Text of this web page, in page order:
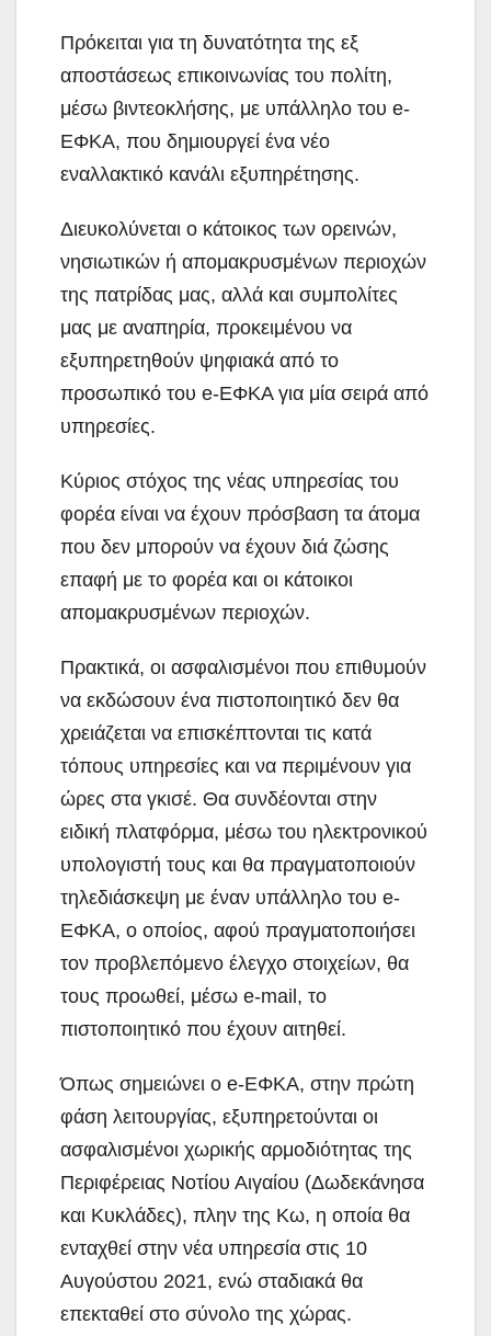
Πρόκειται για τη δυνατότητα της εξ
αποστάσεως επικοινωνίας του πολίτη,
μέσω βιντεοκλήσης, με υπάλληλο του e-
ΕΦΚΑ, που δημιουργεί ένα νέο
εναλλακτικό κανάλι εξυπηρέτησης.
Διευκολύνεται ο κάτοικος των ορεινών,
νησιωτικών ή απομακρυσμένων περιοχών
της πατρίδας μας, αλλά και συμπολίτες
μας με αναπηρία, προκειμένου να
εξυπηρετηθούν ψηφιακά από το
προσωπικό του e-ΕΦΚΑ για μία σειρά από
υπηρεσίες.
Κύριος στόχος της νέας υπηρεσίας του
φορέα είναι να έχουν πρόσβαση τα άτομα
που δεν μπορούν να έχουν διά ζώσης
επαφή με το φορέα και οι κάτοικοι
απομακρυσμένων περιοχών.
Πρακτικά, οι ασφαλισμένοι που επιθυμούν
να εκδώσουν ένα πιστοποιητικό δεν θα
χρειάζεται να επισκέπτονται τις κατά
τόπους υπηρεσίες και να περιμένουν για
ώρες στα γκισέ. Θα συνδέονται στην
ειδική πλατφόρμα, μέσω του ηλεκτρονικού
υπολογιστή τους και θα πραγματοποιούν
τηλεδιάσκεψη με έναν υπάλληλο του e-
ΕΦΚΑ, ο οποίος, αφού πραγματοποιήσει
τον προβλεπόμενο έλεγχο στοιχείων, θα
τους προωθεί, μέσω e-mail, το
πιστοποιητικό που έχουν αιτηθεί.
Όπως σημειώνει ο e-ΕΦΚΑ, στην πρώτη
φάση λειτουργίας, εξυπηρετούνται οι
ασφαλισμένοι χωρικής αρμοδιότητας της
Περιφέρειας Νοτίου Αιγαίου (Δωδεκάνησα
και Κυκλάδες), πλην της Κω, η οποία θα
ενταχθεί στην νέα υπηρεσία στις 10
Αυγούστου 2021, ενώ σταδιακά θα
επεκταθεί στο σύνολο της χώρας.